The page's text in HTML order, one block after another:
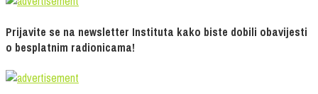
Prijavite se na newsletter Instituta kako biste dobili obavijesti
o besplatnim radionicama!